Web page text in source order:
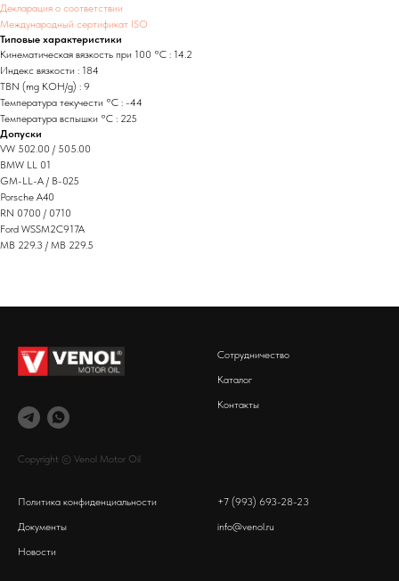
Декларация о соответствии
Международный сертификат ISO
Типовые характеристики
Кинематическая вязкость при 100 °C : 14.2
Индекс вязкости : 184
TBN (mg KOH/g) : 9
Температура текучести °C : -44
Температура вспышки °C : 225
Допуски
VW 502.00 / 505.00
BMW LL 01
GM-LL-A / B-025
Porsche A40
RN 0700 / 0710
Ford WSSM2C917A
MB 229.3 / MB 229.5
Copyright © Venol Motor Oil
Сотрудничество
Каталог
Контакты
Политика конфиденциальности
Документы
Новости
+7 (993) 693-28-23
info@venol.ru